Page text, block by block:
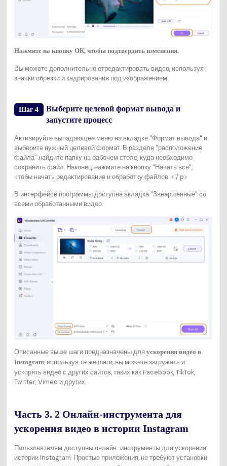
Нажмите на кнопку ОК, чтобы подтвердить изменения.
Вы можете дополнительно отредактировать видео, используя
значки обрезки и кадрирования под изображением.
Шаг 4
Выберите целевой формат вывода и
запустите процесс
Активируйте выпадающее меню на вкладке "Формат вывода" и
выберите нужный целевой формат. В разделе "расположение
файла" найдите папку на рабочем столе, куда необходимо
сохранить файл. Наконец, нажмите на кнопку "Начать все",
чтобы начать редактирование и обработку файлов. < / p>
В интерфейсе программы доступна вкладка "Завершенные" со
всеми обработанными видео.
Описанные выше шаги предназначены для ускорения видео в
Instagram, используя те же шаги, вы можете загружать и
ускорять видео с других сайтов, таких как Facebook, TikTok,
Twitter, Vimeo и других.
Часть 3. 2 Онлайн-инструмента для
ускорения видео в истории Instagram
Пользователям доступны онлайн-инструменты для ускорения
истории Instagram. Простые приложения, не требуют установки